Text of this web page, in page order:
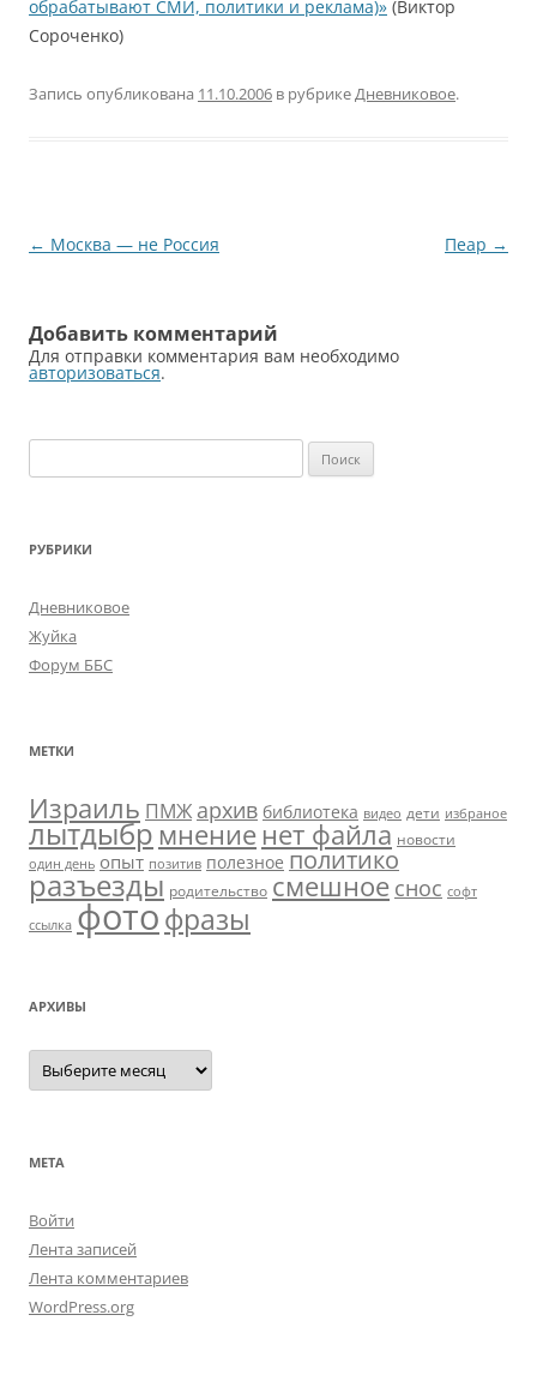
обрабатывают СМИ, политики и реклама)» (Виктор
Сороченко)
Запись опубликована 11.10.2006 в рубрикеДневниковое.
Навигация
← Москва — не Россия Пеар →
Добавить комментарий
Для отправки комментария вам необходимо
авторизоваться.
РУБРИКИ
Дневниковое
Жуйка
Форум ББС
МЕТКИ
Израиль ПМЖ архив библиотека видео дети избраное
лытдыбрмнение нет файла новости
один день опыт позитив полезное политико
разъезды родительство смешное снос софт
ссылка фотофразы
АРХИВЫ
Архивы
МЕТА
Войти
Лента записей
Лента комментариев
WordPress.org